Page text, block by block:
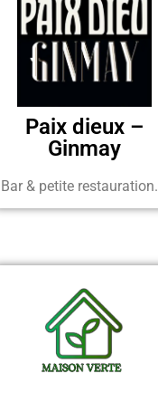
Paix dieux –
Ginmay
Bar & petite restauration.